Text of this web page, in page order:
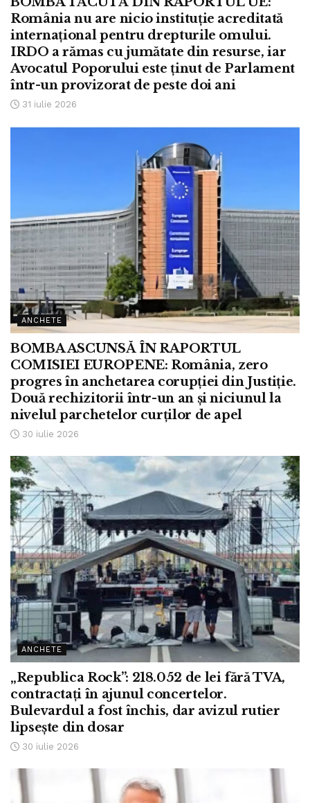
România nu are nicio instituție acreditată
internațional pentru drepturile omului.
IRDO a rămas cu jumătate din resurse, iar
Avocatul Poporului este ținut de Parlament
într-un provizorat de peste doi ani
31 iulie 2026
ANCHETE
BOMBA ASCUNSĂ ÎN RAPORTUL
COMISIEI EUROPENE: România, zero
progres în anchetarea corupției din Justiție.
Două rechizitorii într-un an și niciunul la
nivelul parchetelor curților de apel
30 iulie 2026
ANCHETE
„Republica Rock”: 218.052 de lei fără TVA,
contractați în ajunul concertelor.
Bulevardul a fost închis, dar avizul rutier
lipsește din dosar
30 iulie 2026